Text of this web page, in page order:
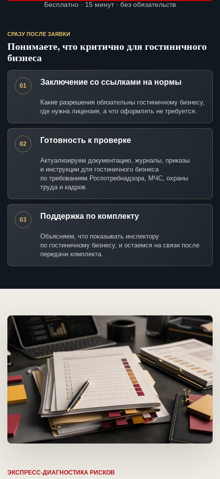
Бесплатно · 15 минут · без обязательств
СРАЗУ ПОСЛЕ ЗАЯВКИ
Понимаете, что критично для гостиничного
бизнеса
01 Заключение со ссылками на нормы
Какие разрешения обязательны гостиничному бизнесу,
где нужна лицензия, а что оформлять не требуется.
02 Готовность к проверке
Актуализируем документацию, журналы, приказы
и инструкции для гостиничного бизнеса
по требованиям Роспотребнадзора, МЧС, охраны
труда и кадров.
03 Поддержка по комплекту
Объясняем, что показывать инспектору
по гостиничному бизнесу, и остаемся на связи после
передачи комплекта.
ЭКСПРЕСС-ДИАГНОСТИКА РИСКОВ